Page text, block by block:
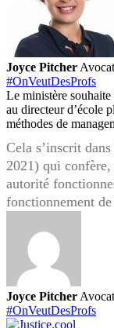
Joyce Pitcher
#OnVeutDesProfs
Le ministère
au directeur d’école
méthodes de
Cela s’inscrit
2021) qui
autorité
fonctionnement
Joyce Pitcher
#OnVeutDesProfs